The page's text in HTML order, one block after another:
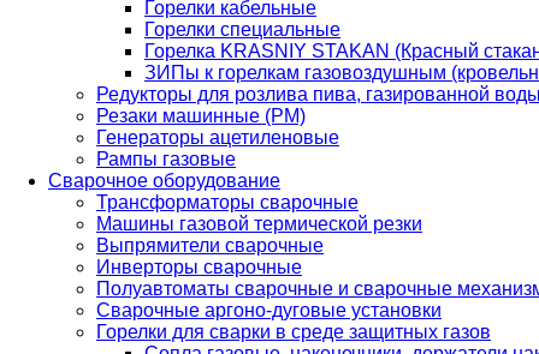
Горелки кабельные
Горелки специальные
Горелка KRASNIY STAKAN (Красный
ЗИПы к горелкам газовоздушным
Редукторы для розлива пива, газированной
Резаки машинные (РМ)
Генераторы ацетиленовые
Рампы газовые
Сварочное оборудование
Трансформаторы сварочные
Машины газовой термической резки
Выпрямители сварочные
Инверторы сварочные
Полуавтоматы сварочные и сварочные
Сварочные аргоно-дуговые установки
Горелки для сварки в среде защитных газов